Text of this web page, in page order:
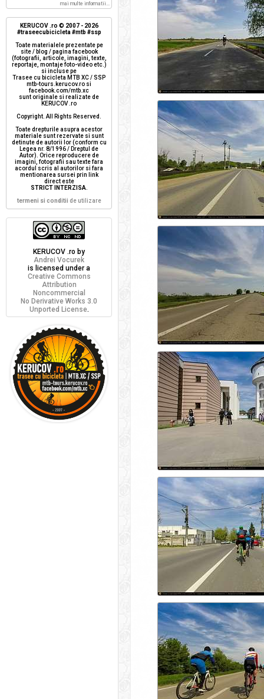
mai multe informatii...
KERUCOV .ro © 2007 - 2026
#traseecubicicleta #mtb #ssp
Toate materialele prezentate pe
site / blog / pagina facebook
(fotografii, articole, imagini, texte,
reportaje, montaje foto-video etc.)
si incluse pe
Trasee cu bicicleta MTB XC / SSP
mtb-tours.kerucov.ro si
facebook.com/mtb.xc
sunt originale si realizate de
KERUCOV .ro
Copyright. All Rights Reserved.
Toate drepturile asupra acestor
materiale sunt rezervate si sunt
detinute de autorii lor (conform cu
Legea nr. 8/1996 / Dreptul de
Autor). Orice reproducere de
imagini, fotografii sau texte fara
acordul scris al autorilor si fara
mentionarea sursei prin link
direct este
STRICT INTERZISA.
termeni si conditii de utilizare
KERUCOV .ro by
Andrei Vocurek
is licensed under a
Creative Commons
Attribution
Noncommercial
No Derivative Works 3.0
Unported License.